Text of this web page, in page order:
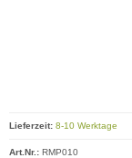
Lieferzeit: 8-10 Werktage
Art.Nr.: RMP010